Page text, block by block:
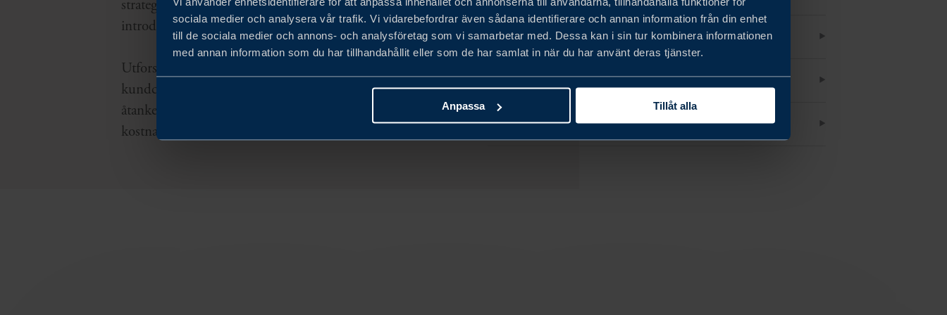
sociala medier och analysera vår trafik. Vi vidarebefordrar även sådana identifierare och annan information från din enhet
till de sociala medier och annons- och analysföretag som vi samarbetar med. Dessa kan i sin tur kombinera informationen
med annan information som du har tillhandahållit eller som de har samlat in när du har använt deras tjänster.
Anpassa Tillåt alla
strategisk rådgivning och praktiskt stöd – och kan
introducera dig till viktiga intressenter i hela landet.
Utforska våra guider, interaktiva kartor och verktyg,
kundcase och rapporter. Har du ett investeringsprojekt i
åtanke? Skicka oss din förfrågan och få skräddarsydd och
kostnadsfri hjälp från våra investeringsrådgivare.
ONLINEVERKTYG
LÄS MER OM VÅR INDUSTRIEXPERTIS
KONTAKTA OSS DIREKT